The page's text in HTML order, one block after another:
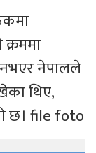
नभएर नेपालले
थिए,
छ। file foto